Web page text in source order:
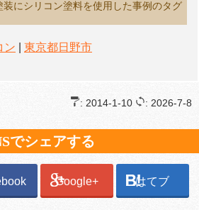
にシリコン塗料を使用した事例のタグ
ン 東京都日野市
: 2014-1-10 : 2026-7-8
でシェアする
Google+ はてブ